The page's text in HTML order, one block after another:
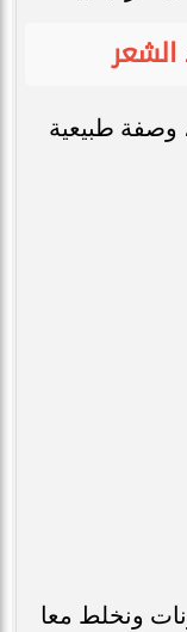
وصفة طبيعية
ونخلط معا